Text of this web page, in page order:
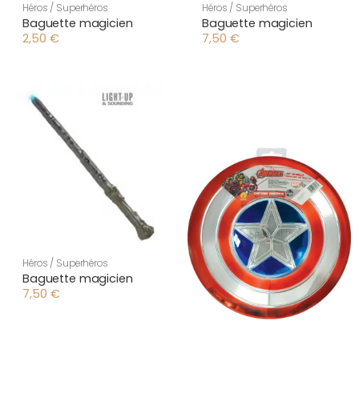
Héros / Superhéros
Baguette magicien
2,50 €
Héros / Superhéros
Baguette magicien
7,50 €
Héros / Superhéros
Baguette magicien
7,50 €